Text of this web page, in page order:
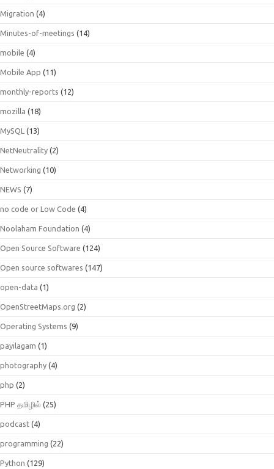
Migration (4)
Minutes-of-meetings (14)
mobile (4)
Mobile App (11)
monthly-reports (12)
mozilla (18)
MySQL (13)
NetNeutrality (2)
Networking (10)
NEWS (7)
no code or Low Code (4)
Noolaham Foundation (4)
Open Source Software (124)
Open source softwares (147)
open-data (1)
OpenStreetMaps.org (2)
Operating Systems (9)
payilagam (1)
photography (4)
php (2)
PHP தமிழில் (25)
podcast (4)
programming (22)
Python (129)